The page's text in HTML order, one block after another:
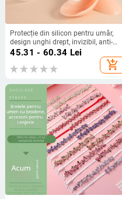
Protecție din silicon pentru umăr,
design unghi drept, invizibil, anti-
alunecare, patch pentru umeri
îngusti, patch pentru coate și
genunchi, unisex
45.31 - 60.34 Lei
add_shopping_cart